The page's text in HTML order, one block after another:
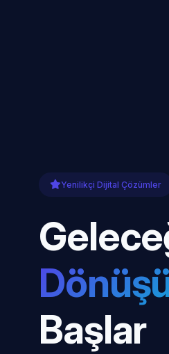
Yenilikçi Dijital Çözümler
Başlar